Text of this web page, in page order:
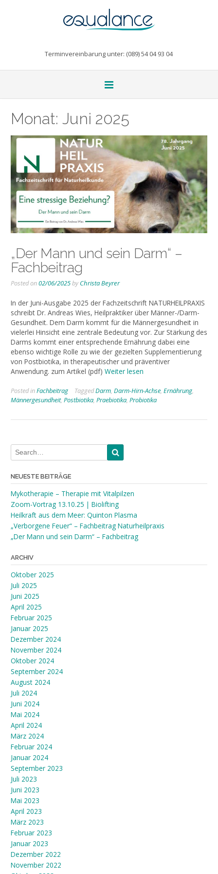
Terminvereinbarung unter: (089) 54 04 93 04
Monat: Juni 2025
„Der Mann und sein Darm“ –
Fachbeitrag
Posted on02/06/2025by Christa Beyrer
In der Juni-Ausgabe 2025 der Fachzeitschrift NATURHEILPRAXIS
schreibt Dr. Andreas Wies, Heilpraktiker über Männer-/Darm-
Gesundheit. Dem Darm kommt für die Männergesundheit in
vielerlei Hinsicht eine zentrale Bedeutung vor. Zur Stärkung des
Darms kommt einer entsprechende Ernährung dabei eine
ebenso wichtige Rolle zu wie der gezielten Supplementierung
von Postbiotika, in therapeutischer und präventiver
Anwendung. zum Artikel (pdf) Weiter lesen
Posted inFachbeitrag TaggedDarm, Darm-Hirn-Achse, Ernährung,
Männergesundheit, Postbiotika, Praebiotika, Probiotika
NEUESTE BEITRÄGE
Mykotherapie – Therapie mit Vitalpilzen
Zoom-Vortrag 13.10.25 | Biolifting
Heilkraft aus dem Meer: Quinton Plasma
„Verborgene Feuer“ – Fachbeitrag Naturheilpraxis
„Der Mann und sein Darm“ – Fachbeitrag
ARCHIV
Oktober 2025
Juli 2025
Juni 2025
April 2025
Februar 2025
Januar 2025
Dezember 2024
November 2024
Oktober 2024
September 2024
August 2024
Juli 2024
Juni 2024
Mai 2024
April 2024
März 2024
Februar 2024
Januar 2024
September 2023
Juli 2023
Juni 2023
Mai 2023
April 2023
März 2023
Februar 2023
Januar 2023
Dezember 2022
November 2022